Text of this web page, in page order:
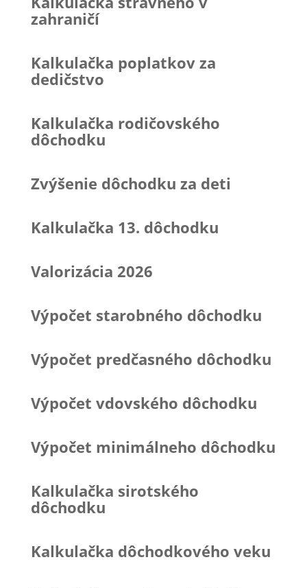
zahraničí
Kalkulačka poplatkov za
dedičstvo
Kalkulačka rodičovského
dôchodku
Zvýšenie dôchodku za deti
Kalkulačka 13. dôchodku
Valorizácia 2026
Výpočet starobného dôchodku
Výpočet predčasného dôchodku
Výpočet vdovského dôchodku
Výpočet minimálneho dôchodku
Kalkulačka sirotského
dôchodku
Kalkulačka dôchodkového veku